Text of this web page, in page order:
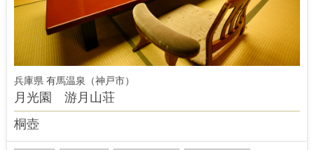
兵庫県 有馬温泉（神戸市）
月光園 游月山荘
桐壺